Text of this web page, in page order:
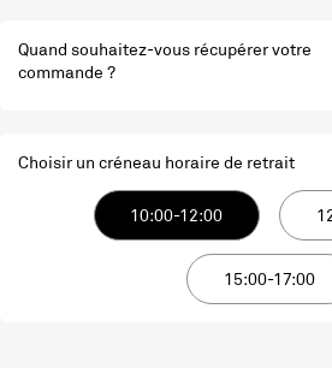
Quand souhaitez-vous récupérer votre
commande ?
Choisir un créneau horaire de retrait
10:00-12:00
15:00-17:00